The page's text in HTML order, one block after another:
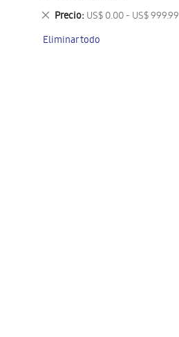
este
artículo
Precio US$ 0.00 - US$ 999.99
Eliminar
artículo
Eliminar todo